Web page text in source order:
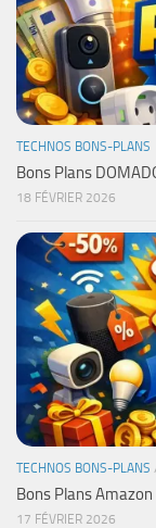
TECHNOS BONS-PLANS
Bons Plans
18 FÉVRIER 2026
TECHNOS BONS-PLANS
Bons Plans
17 FÉVRIER 2026